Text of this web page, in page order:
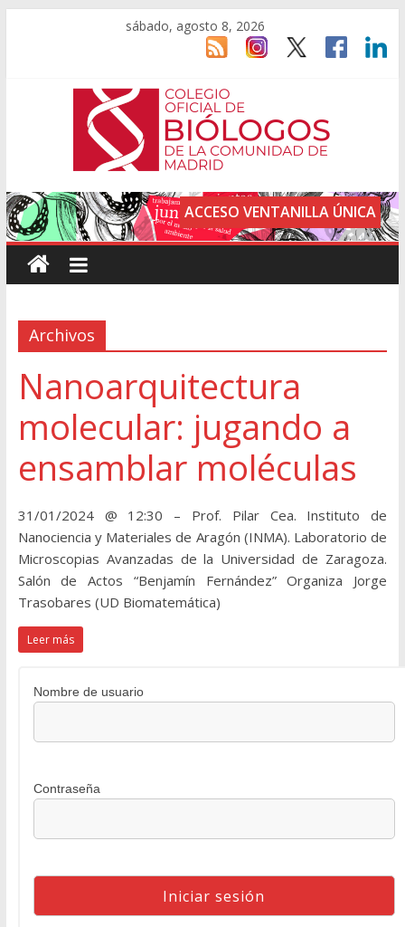
sábado, agosto 8, 2026
ACCESO VENTANILLA ÚNICA
Archivos
Nanoarquitectura
molecular: jugando a
ensamblar moléculas
31/01/2024 @ 12:30 – Prof. Pilar Cea. Instituto de
Nanociencia y Materiales de Aragón (INMA). Laboratorio de
Microscopias Avanzadas de la Universidad de Zaragoza.
Salón de Actos “Benjamín Fernández” Organiza Jorge
Trasobares (UD Biomatemática)
Leer más
Nombre de usuario
Contraseña